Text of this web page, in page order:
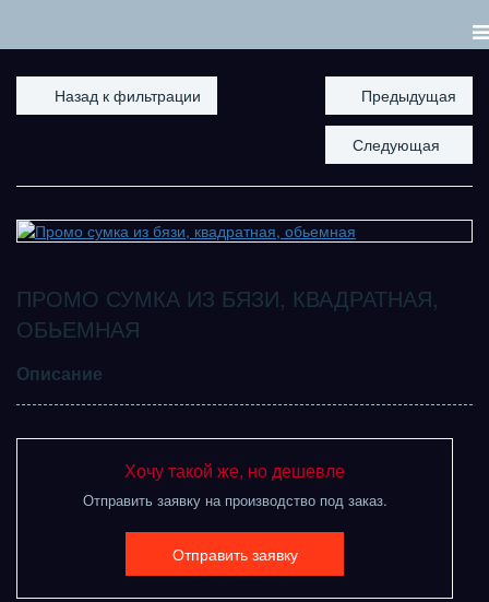
Назад к фильтрации Предыдущая
Следующая
ПРОМО СУМКА ИЗ БЯЗИ, КВАДРАТНАЯ,
ОБЬЕМНАЯ
Описание
Хочу такой же, но дешевле
Отправить заявку на производство под заказ.
Отправить заявку